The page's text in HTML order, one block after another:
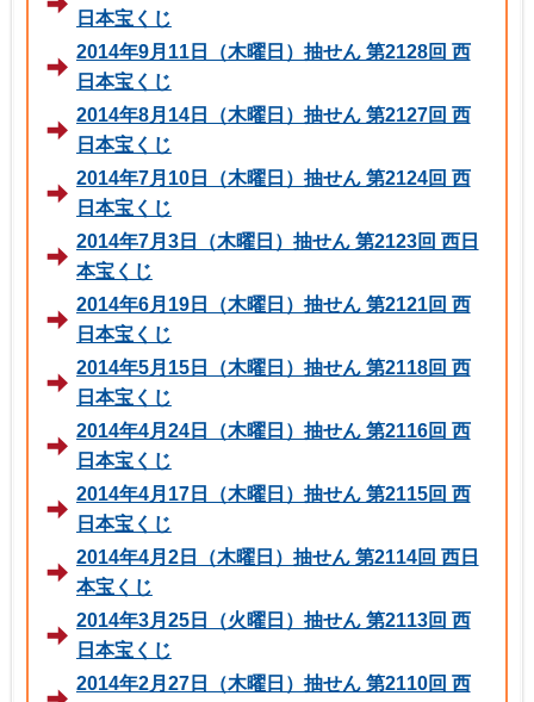
日本宝くじ
2014年9月11日（木曜日）抽せん 第2128回 西
日本宝くじ
2014年8月14日（木曜日）抽せん 第2127回 西
日本宝くじ
2014年7月10日（木曜日）抽せん 第2124回 西
日本宝くじ
2014年7月3日（木曜日）抽せん 第2123回 西日
本宝くじ
2014年6月19日（木曜日）抽せん 第2121回 西
日本宝くじ
2014年5月15日（木曜日）抽せん 第2118回 西
日本宝くじ
2014年4月24日（木曜日）抽せん 第2116回 西
日本宝くじ
2014年4月17日（木曜日）抽せん 第2115回 西
日本宝くじ
2014年4月2日（木曜日）抽せん 第2114回 西日
本宝くじ
2014年3月25日（火曜日）抽せん 第2113回 西
日本宝くじ
2014年2月27日（木曜日）抽せん 第2110回 西